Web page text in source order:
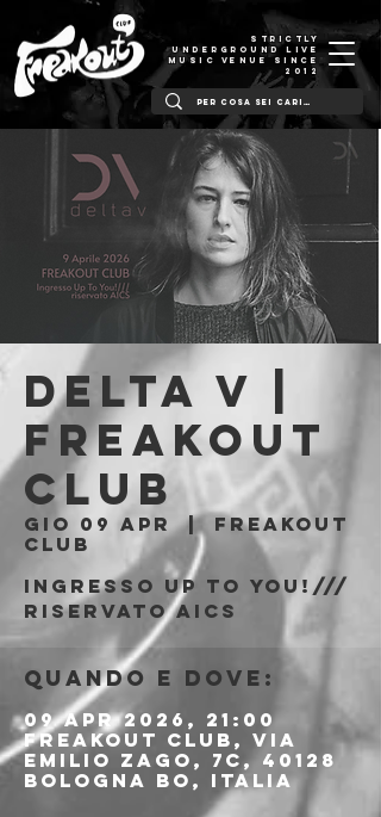
STRICTLY
UNDERGROUND LIVE
MUSIC VENUE SINCE
2012
Delta V |
Freakout
Club
gio 09 apr
  |
Freakout
Club
Ingresso Up To You!///
riservato AICS
Quando e dove:
09 apr 2026, 21:00
Freakout Club, Via
Emilio Zago, 7c, 40128
Bologna BO, Italia